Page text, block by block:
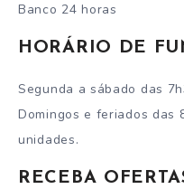
Banco 24 horas
HORÁRIO DE
Segunda a sábado das
Domingos e feriados das
unidades.
RECEBA